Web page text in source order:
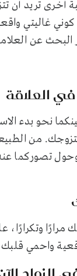
أخرى تريد
غاليتي
عن
العلاقة
نحو بدء
يتزوجك. من
تصوركما
مرارًا
واحمي